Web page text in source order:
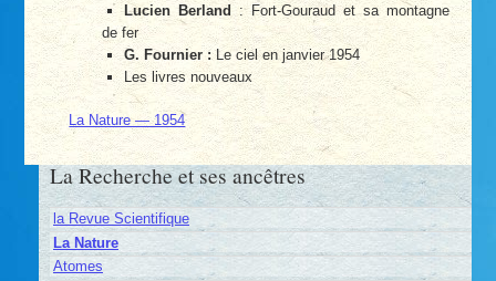
Lucien Berland
: Fort-Gouraud et sa montagne
de fer
G. Fournier :Le ciel en janvier 1954
Les livres nouveaux
La Nature — 1954
La Recherche et ses ancêtres
la Revue Scientifique
La Nature
Atomes